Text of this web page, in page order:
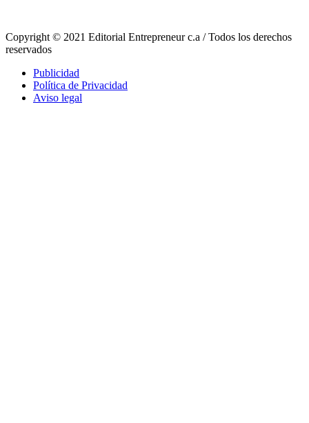
Copyright © 2021 Editorial Entrepreneur c.a / Todos los derechos
reservados
Publicidad
Política de Privacidad
Aviso legal